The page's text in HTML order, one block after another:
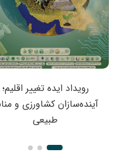
رویداد ایده تغییر اقلیم؛
آینده‌سازان کشاورزی و
طبیعی